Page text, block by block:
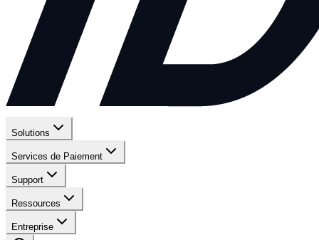
Solutions
Services de Paiement
Support
Ressources
Entreprise